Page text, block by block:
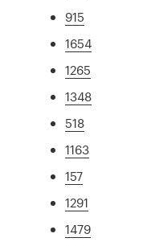
915
1654
1265
1348
518
1163
157
1291
1479